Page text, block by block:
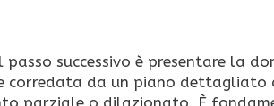
successivo è presentare la
corredata da un piano
parziale o dilazionato. È